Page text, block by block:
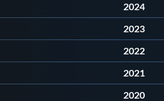
2024
2023
2022
2021
2020